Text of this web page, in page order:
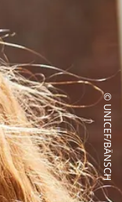
© UNICEF/BÄNSCH